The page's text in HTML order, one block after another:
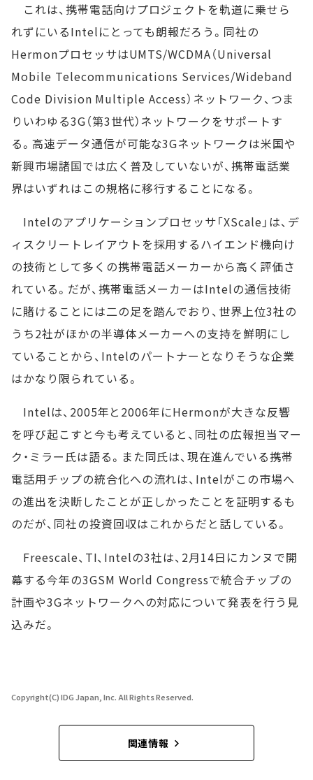
これは、携帯電話向けプロジェクトを軌道に乗せら
れずにいるIntelにとっても朗報だろう。同社の
HermonプロセッサはUMTS/WCDMA（Universal
Mobile Telecommunications Services/Wideband
Code Division Multiple Access）ネットワーク、つま
りいわゆる3G（第3世代）ネットワークをサポートす
る。高速データ通信が可能な3Gネットワークは米国や
新興市場諸国では広く普及していないが、携帯電話業
界はいずれはこの規格に移行することになる。
Intelのアプリケーションプロセッサ「XScale」は、デ
ィスクリートレイアウトを採用するハイエンド機向け
の技術として多くの携帯電話メーカーから高く評価さ
れている。だが、携帯電話メーカーはIntelの通信技術
に賭けることには二の足を踏んでおり、世界上位3社の
うち2社がほかの半導体メーカーへの支持を鮮明にし
ていることから、Intelのパートナーとなりそうな企業
はかなり限られている。
Intelは、2005年と2006年にHermonが大きな反響
を呼び起こすと今も考えていると、同社の広報担当マー
ク・ミラー氏は語る。また同氏は、現在進んでいる携帯
電話用チップの統合化への流れは、Intelがこの市場へ
の進出を決断したことが正しかったことを証明するも
のだが、同社の投資回収はこれからだと話している。
Freescale、TI、Intelの3社は、2月14日にカンヌで開
幕する今年の3GSM World Congressで統合チップの
計画や3Gネットワークへの対応について発表を行う見
込みだ。
Copyright(C) IDG Japan, Inc. All Rights Reserved.
関連情報